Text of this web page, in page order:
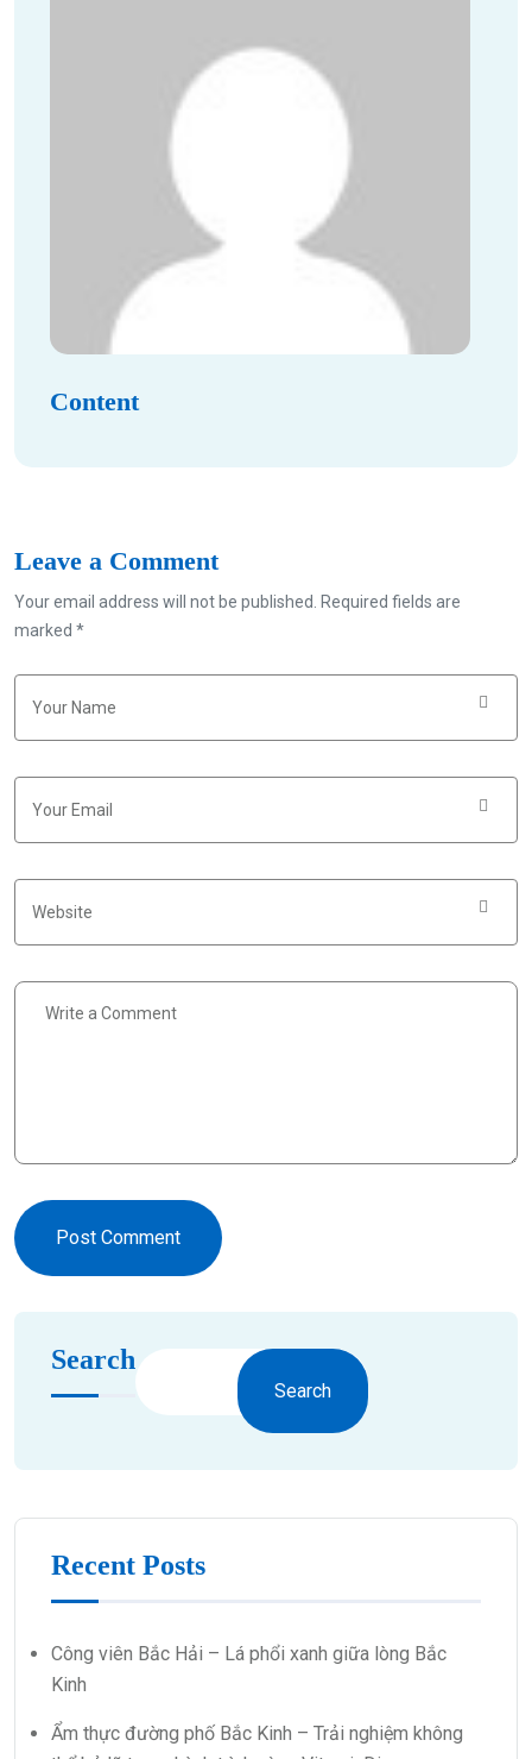
Content
Leave a Comment
Your email address will not be published. Required fields are
marked *
Post Comment
Search
Search
Recent Posts
Công viên Bắc Hải – Lá phổi xanh giữa lòng Bắc
Kinh
Ẩm thực đường phố Bắc Kinh – Trải nghiệm không